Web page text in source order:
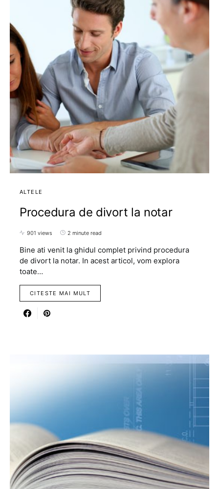
ALTELE
Procedura de divort la notar
901 views 2 minute read
Bine ati venit la ghidul complet privind procedura
de divort la notar. In acest articol, vom explora
toate…
CITESTE MAI MULT